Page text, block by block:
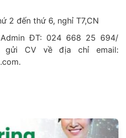
2 đến thứ 6, nghỉ T7,CN
ĐT: 024 668 25 694/
gửi CV về địa chỉ email: